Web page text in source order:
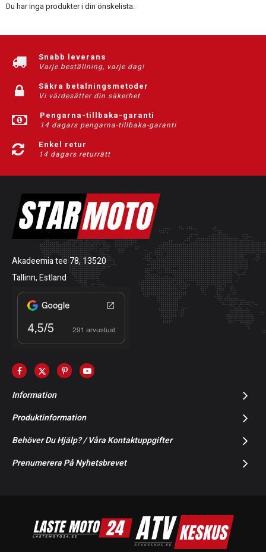
Du har inga produkter i din önskelista.
Snabb leverans
Varje beställning, varje dag!
Säkra betalningsmetoder
Vi värdesätter din säkerhet
Pengarna-tillbaka-garanti
14 dagars pengarna-tillbaka-garanti
Enkel retur
14 dagars returrätt
Akadeemia tee 78, 13520
Tallinn, Estland
Information
Produktinformation
Behöver Du Hjälp? / Våra Kontaktuppgifter
Prenumerera På Nyhetsbrevet